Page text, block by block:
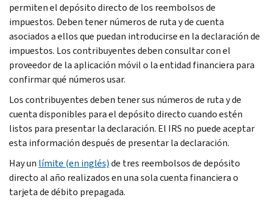
permiten el depósito directo de los reembolsos de
impuestos. Deben tener números de ruta y de cuenta
asociados a ellos que puedan introducirse en la declaración de
impuestos. Los contribuyentes deben consultar con el
proveedor de la aplicación móvil o la entidad financiera para
confirmar qué números usar.
Los contribuyentes deben tener sus números de ruta y de
cuenta disponibles para el depósito directo cuando estén
listos para presentar la declaración. El IRS no puede aceptar
esta información después de presentar la declaración.
Hay un límite (en inglés)de tres reembolsos de depósito
directo al año realizados en una sola cuenta financiera o
tarjeta de débito prepagada.